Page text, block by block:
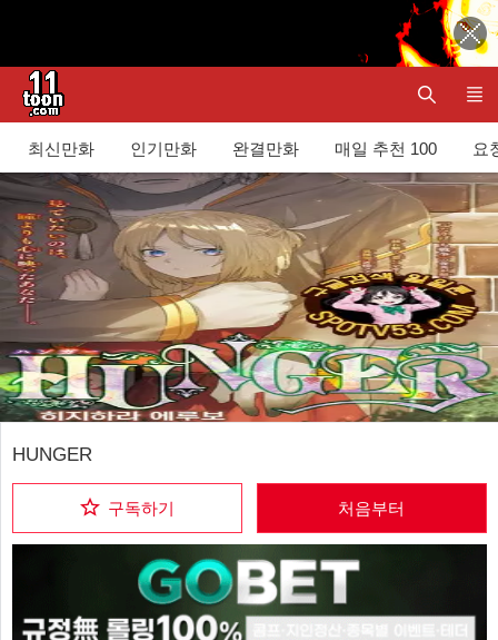
최신만화 인기만화 완결만화 매일 추천 100 요
HUNGER
구독하기 처음부터